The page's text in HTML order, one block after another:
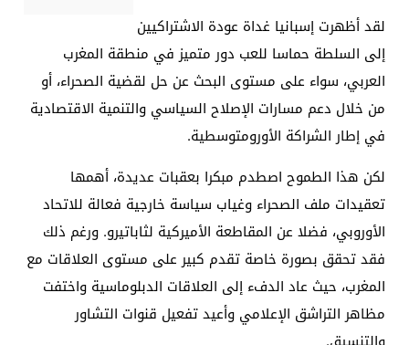
لقد أظهرت إسبانيا غداة عودة الاشتراكيين
إلى السلطة حماسا للعب دور متميز في منطقة المغرب
العربي، سواء على مستوى البحث عن حل لقضية الصحراء، أو
من خلال دعم مسارات الإصلاح السياسي والتنمية الاقتصادية
في إطار الشراكة الأورومتوسطية.
لكن هذا الطموح اصطدم مبكرا بعقبات عديدة، أهمها
تعقيدات ملف الصحراء وغياب سياسة خارجية فعالة للاتحاد
الأوروبي، فضلا عن المقاطعة الأميركية لثاباتيرو. ورغم ذلك
فقد تحقق بصورة خاصة تقدم كبير على مستوى العلاقات مع
المغرب، حيث عاد الدفء إلى العلاقات الدبلوماسية واختفت
مظاهر التراشق الإعلامي وأعيد تفعيل قنوات التشاور